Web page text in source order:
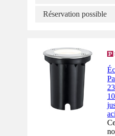
Réservation possible